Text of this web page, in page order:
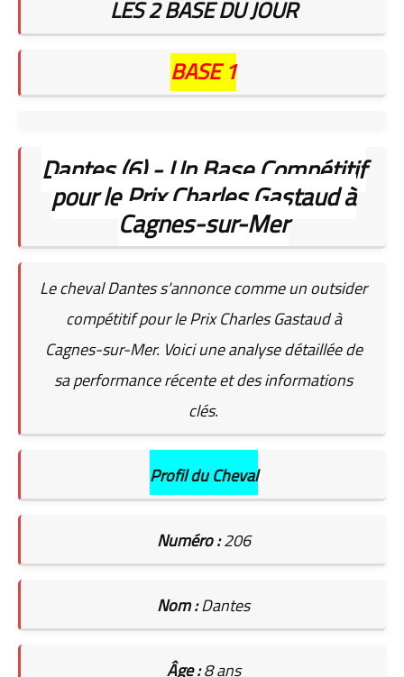
LES 2 BASE DU JOUR
BASE 1
Dantes (6) - Un Base Compétitif
pour le Prix Charles Gastaud à
Cagnes-sur-Mer
Le cheval Dantes s'annonce comme un outsider
compétitif pour le Prix Charles Gastaud à
Cagnes-sur-Mer. Voici une analyse détaillée de
sa performance récente et des informations
clés.
Profil du Cheval
Numéro :206
Nom :Dantes
Âge :8 ans